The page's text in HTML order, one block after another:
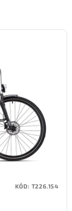
KÓD: T226.154